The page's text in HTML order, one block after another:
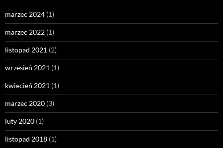
marzec 2024 (1)
marzec 2022 (1)
listopad 2021 (2)
wrzesień 2021 (1)
kwiecień 2021 (1)
marzec 2020 (3)
luty 2020 (1)
listopad 2018 (1)